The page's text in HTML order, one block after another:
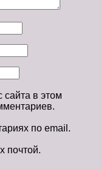
в этом
по email.
почтой.